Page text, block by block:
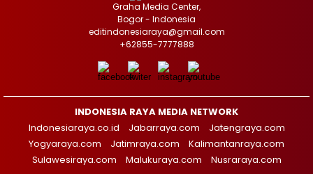
Graha Media Center,
Bogor - Indonesia
editindonesiaraya@gmail.com
+62855-7777888
INDONESIA RAYA MEDIA NETWORK
Indonesiaraya.co.id
Jabarraya.com
Jatengraya.com
Yogyaraya.com
Jatimraya.com
Kalimantanraya.com
Sulawesiraya.com
Malukuraya.com Nusraraya.com